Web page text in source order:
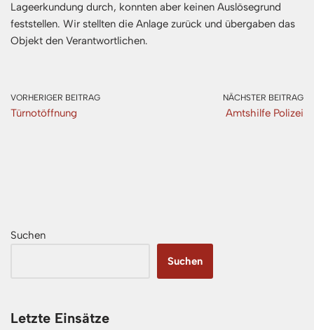
Lageerkundung durch, konnten aber keinen Auslösegrund
feststellen. Wir stellten die Anlage zurück und übergaben das
Objekt den Verantwortlichen.
VORHERIGER BEITRAG
Türnotöffnung
NÄCHSTER BEITRAG
Amtshilfe Polizei
Suchen
Suchen
Letzte Einsätze